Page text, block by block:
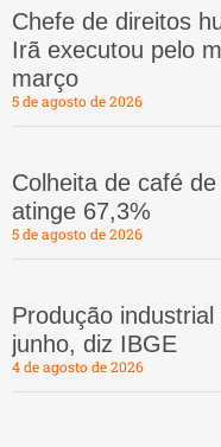
Chefe de direitos
Irã executou pelo
março
5 de agosto de 2026
Colheita de café
atinge 67,3%
5 de agosto de 2026
Produção
junho, diz IBGE
4 de agosto de 2026